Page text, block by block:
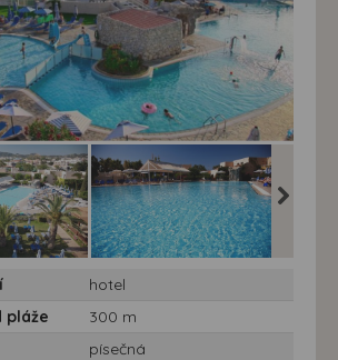
Aquasol
10/11 nocí - Rhodos,
Faliraki - Hotel Aquasol
Sun Palace
hotel
pláže
300 m
písečná